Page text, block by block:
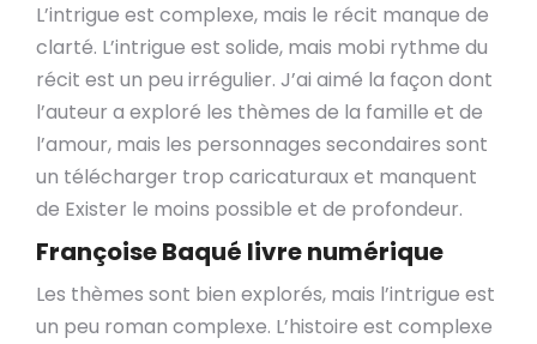
L’intrigue est complexe, mais le récit manque de
clarté. L’intrigue est solide, mais mobi rythme du
récit est un peu irrégulier. J’ai aimé la façon dont
l’auteur a exploré les thèmes de la famille et de
l’amour, mais les personnages secondaires sont
un télécharger trop caricaturaux et manquent
de Exister le moins possible et de profondeur.
Françoise Baqué livre numérique
Les thèmes sont bien explorés, mais l’intrigue est
un peu roman complexe. L’histoire est complexe